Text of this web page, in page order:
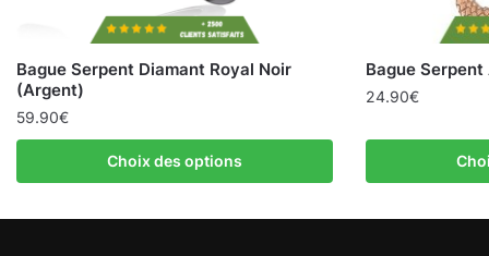
Bague Serpent Diamant Royal Noir
(Argent)
59.90€
Choix des options
Bague
24.90€